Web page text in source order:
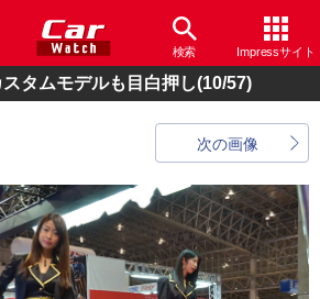
検索 Impressサイト
タムモデルも目白押し(10/57)
次の画像